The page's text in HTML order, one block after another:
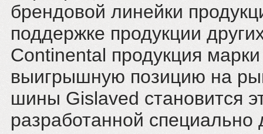
брендовой линейки
поддержке продукции
Continental продукция
выигрышную позицию на
шины Gislaved становится
разработанной